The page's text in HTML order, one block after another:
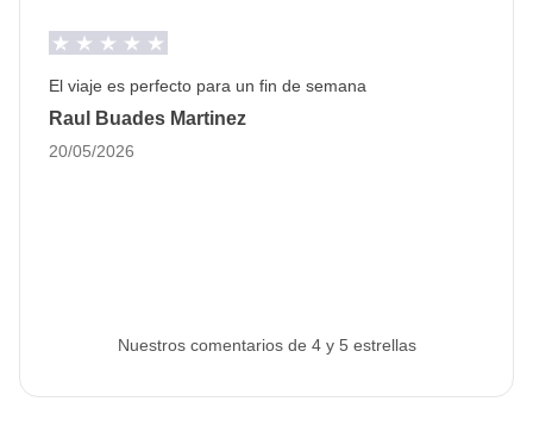
La tipología del alojamiento puede variar en función
de la época del año y de la disponibilidad real en el
destino.
Todos los alojamientos serán seleccionados con
El viaje es perfecto para un fin de semana
Raul Buades Martinez
20/05/2026
Nuestros comentarios de 4 y 5 estrellas